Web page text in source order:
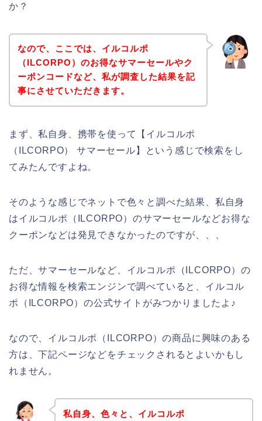
か？
なので、ここでは、イルコルポ
（ILCORPO）のお得なサマーセールやク
ーポンコードなど、私が調査した結果を記
事にさせていただきます。
まず、私自身、携帯を使って【イルコルポ
（ILCORPO） サマーセール】という感じで検索をし
てみたんですよね。
そのような感じでネットで色々と調べた結果、私自身
はイルコルポ（ILCORPO）のサマーセールなどお得な
クーポンなどは発見できなかったのですが、、、
ただ、サマーセールなど、イルコルポ（ILCORPO）の
お得な情報を検索エンジンで調べていると、イルコル
ポ（ILCORPO）の公式サイトがみつかりましたよ♪
なので、イルコルポ（ILCORPO）の商品に興味のある
方は、下記ページなどをチェックされるとよいかもし
れません。
私自身、色々と、イルコルポ